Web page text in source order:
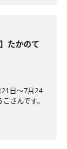
たかのて
日〜7月24
さんです。